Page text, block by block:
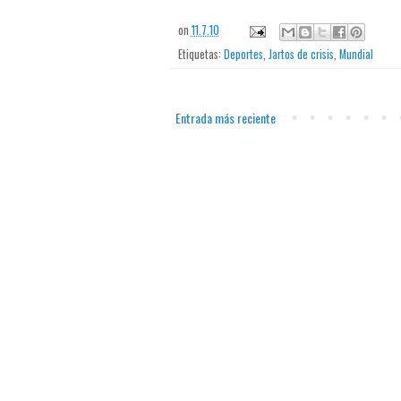
on 11.7.10
Etiquetas: Deportes, Jartos de crisis, Mundial
Entrada más reciente